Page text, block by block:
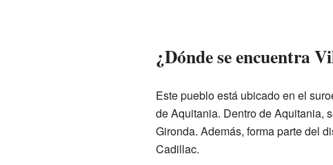
¿Dónde se encuentra
Este pueblo está ubicado en el
de Aquitania. Dentro de Aquitania,
Gironda. Además, forma parte del
Cadillac.